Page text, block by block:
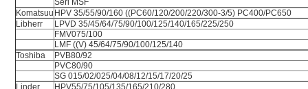
Seri MSF
Komatsuu HPV 35/55/90/160 ((PC60/120/200/220/300-3/5) PC400/PC650
Libherr
LPVD 35/45/64/75/90/100/125/140/165/225/250
FMV075/100
LMF ((V) 45/64/75/90/100/125/140
Toshiba
PVB80/92
PVC80/90
SG 015/02/025/04/08/12/15/17/20/25